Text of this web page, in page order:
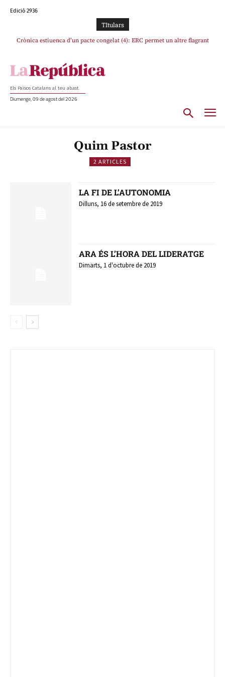
Edició 2936
TItulars
Crònica estiuenca d’un pacte congelat (4): ERC permet un altre flagrant
Els Països Catalans al teu abast
Diumenge, 09 de agost del 2026
Quim Pastor
2 ARTICLES
LA FI DE L’AUTONOMIA
Dilluns, 16 de setembre de 2019
ARA ÉS L’HORA DEL LIDERATGE
Dimarts, 1 d'octubre de 2019